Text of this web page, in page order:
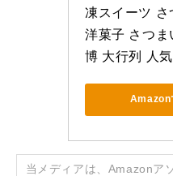
凍スイーツ さ
洋菓子 さつま
博 大行列 人気
Amazon
当メディアは、Amazonア